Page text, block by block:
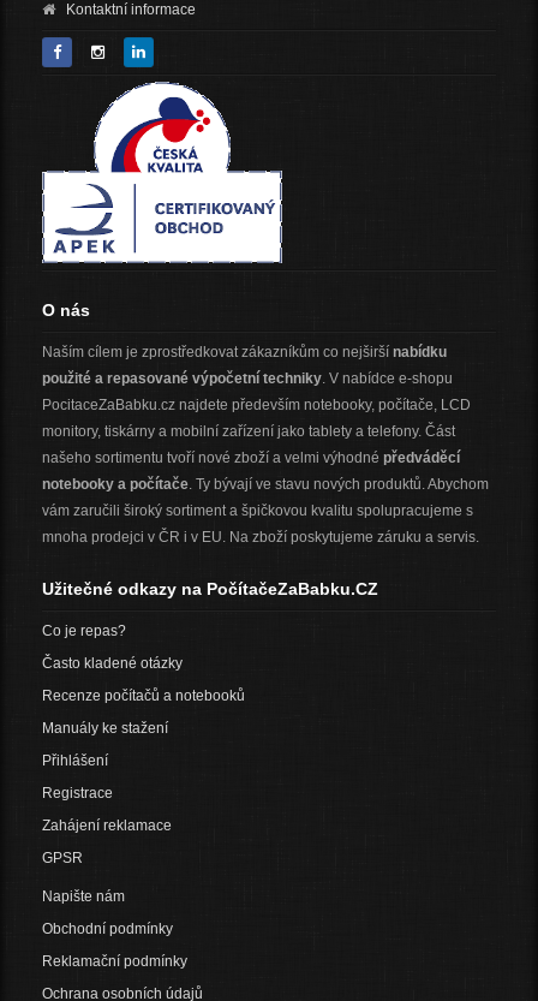
Kontaktní informace
O nás
Naším cílem je zprostředkovat zákazníkům co nejširší nabídku
použité a repasované výpočetní techniky. V nabídce e-shopu
PocitaceZaBabku.cz najdete především notebooky, počítače, LCD
monitory, tiskárny a mobilní zařízení jako tablety a telefony. Část
našeho sortimentu tvoří nové zboží a velmi výhodné předváděcí
notebooky a počítače. Ty bývají ve stavu nových produktů. Abychom
vám zaručili široký sortiment a špičkovou kvalitu spolupracujeme s
mnoha prodejci v ČR i v EU. Na zboží poskytujeme záruku a servis.
Užitečné odkazy na PočítačeZaBabku.CZ
Co je repas?
Často kladené otázky
Recenze počítačů a notebooků
Manuály ke stažení
Přihlášení
Registrace
Zahájení reklamace
GPSR
Napište nám
Obchodní podmínky
Reklamační podmínky
Ochrana osobních údajů